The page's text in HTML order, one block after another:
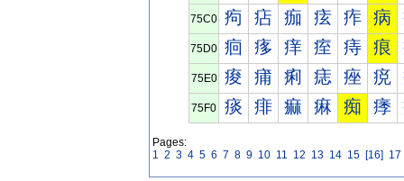
75C0 痀 痁 痂 痃 痄 病
75D0 痐 痑 痒 痓 痔 痕
75E0 痠 痡 痢 痣 痤 痥
75F0 痰 痱 痲 痳 痴 痵
Pages:
1 2 3 4 5 6 7 8 9 10 11 12 13 14 15 [16] 17